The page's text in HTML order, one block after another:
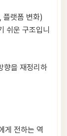
플랫폼 변화)
쉬운 구조입니
향을 재정리하
게 전하는 역